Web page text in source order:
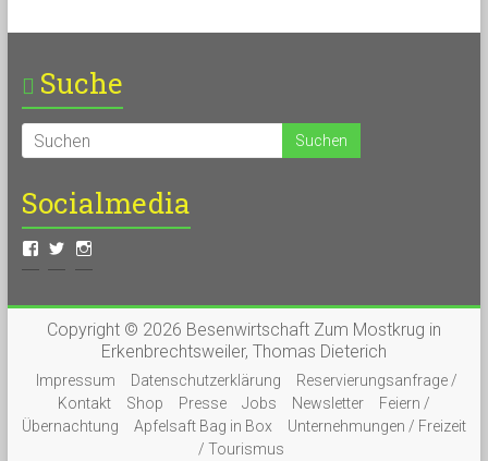
Suche
Socialmedia
Copyright © 2026 Besenwirtschaft Zum Mostkrug in
Erkenbrechtsweiler, Thomas Dieterich
Impressum Datenschutzerklärung
Reservierungsanfrage /
Kontakt
Shop Presse Jobs Newsletter
Feiern /
Übernachtung
Apfelsaft Bag in Box
Unternehmungen / Freizeit
/ Tourismus